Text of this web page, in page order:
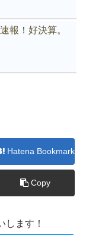
報！好決算。
Hatena Bookmark
Copy
します！